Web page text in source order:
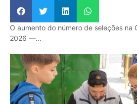
O aumento do número de seleções na
2026 —...